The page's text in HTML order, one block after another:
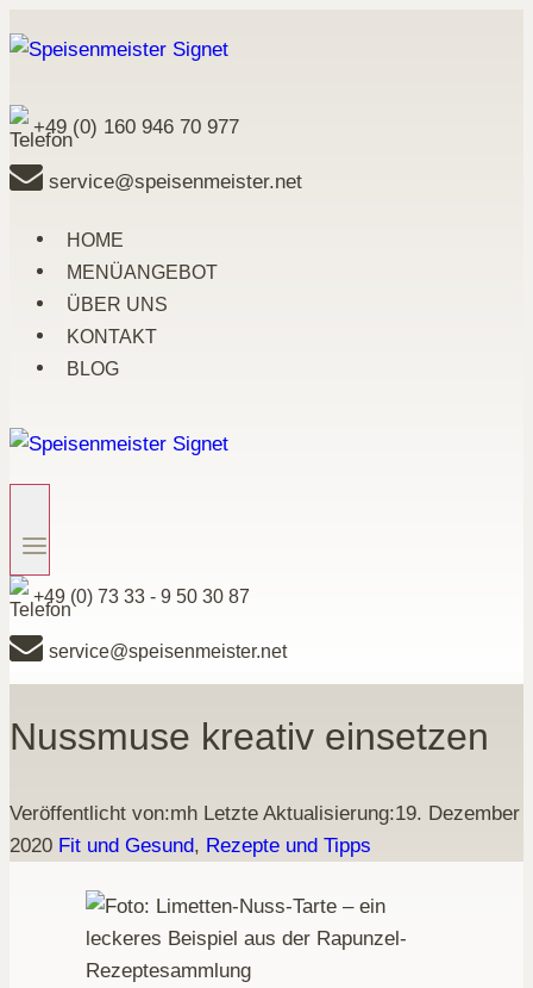
Inhalt
+49 (0) 160 946 70 977
service@speisenmeister.net
HOME
MENÜANGEBOT
ÜBER UNS
KONTAKT
BLOG
+49 (0) 73 33 - 9 50 30 87
service@speisenmeister.net
Nussmuse kreativ einsetzen
Veröffentlicht von:mh Letzte Aktualisierung:19. Dezember
2020 Fit und Gesund, Rezepte und Tipps